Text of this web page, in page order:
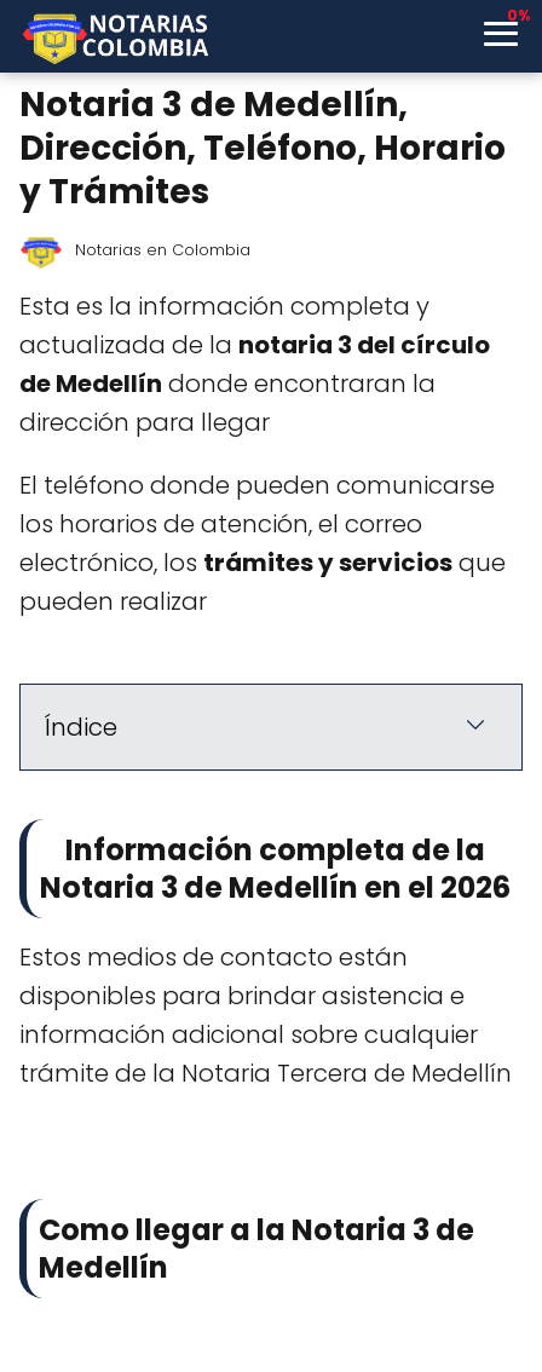
0%
Notaria 3 de Medellín,
Dirección, Teléfono, Horario
y Trámites
Notarias en Colombia
Esta es la información completa y
actualizada de la notaria 3 del círculo
de Medellín donde encontraran la
dirección para llegar
El teléfono donde pueden comunicarse
los horarios de atención, el correo
electrónico, los trámites y serviciosque
pueden realizar
Índice
Información completa de la
Notaria 3 de Medellín en el 2026
Estos medios de contacto están
disponibles para brindar asistencia e
información adicional sobre cualquier
trámite de la Notaria Tercera de Medellín
Como llegar a la Notaria 3 de
Medellín